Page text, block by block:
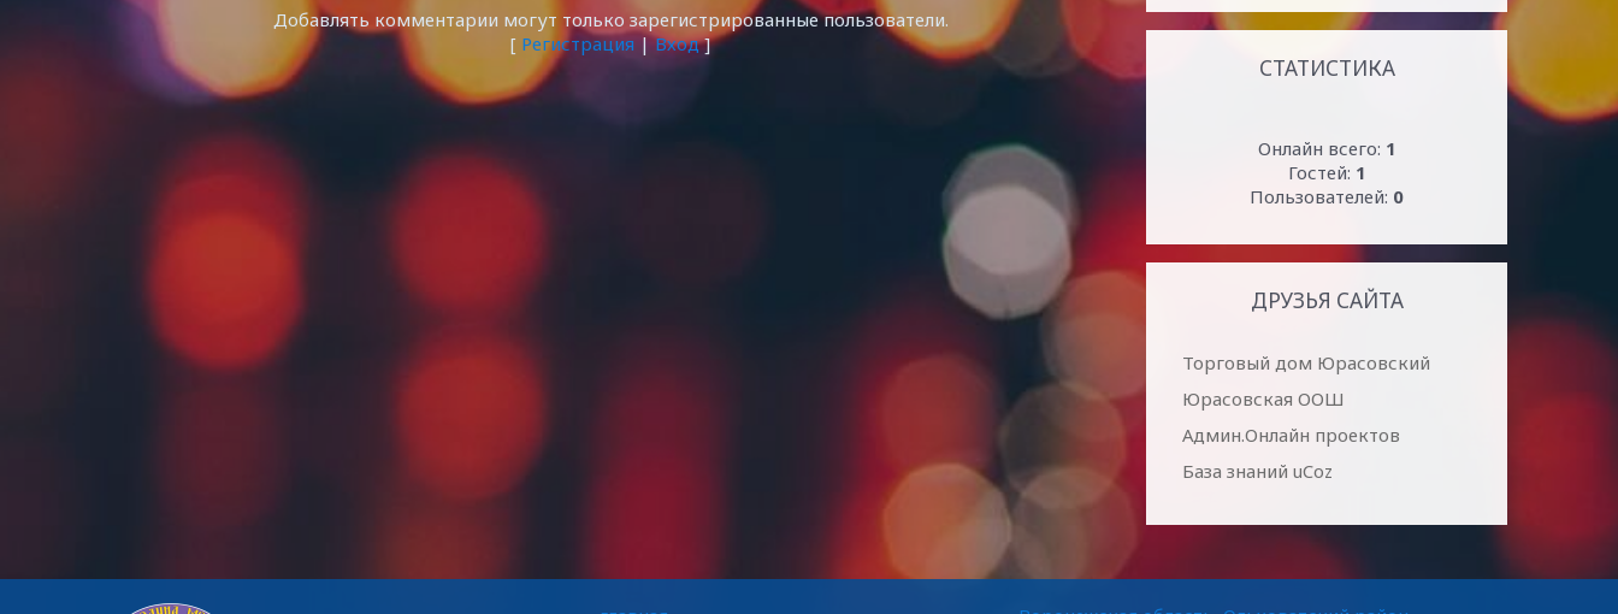
Добавлять комментарии могут только зарегистрированные пользователи.
[ Регистрация|Вход]
СТАТИСТИКА
Онлайн всего: 1
Гостей: 1
Пользователей: 0
ДРУЗЬЯ САЙТА
Торговый дом Юрасовский
Юрасовская ООШ
Админ.Онлайн проектов
База знаний uCoz